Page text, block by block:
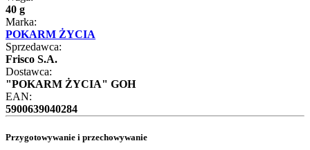
40 g
Marka:
POKARM ŻYCIA
Sprzedawca:
Frisco S.A.
Dostawca:
"POKARM ŻYCIA" GOH
EAN:
5900639040284
Przygotowywanie i przechowywanie